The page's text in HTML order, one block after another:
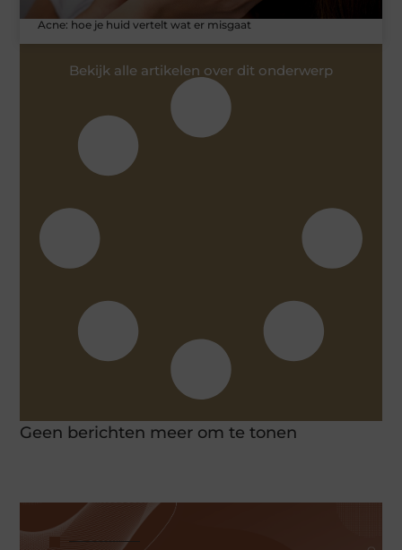
Acne: hoe je huid vertelt wat er misgaat
Bekijk alle artikelen over dit onderwerp
Geen berichten meer om te tonen